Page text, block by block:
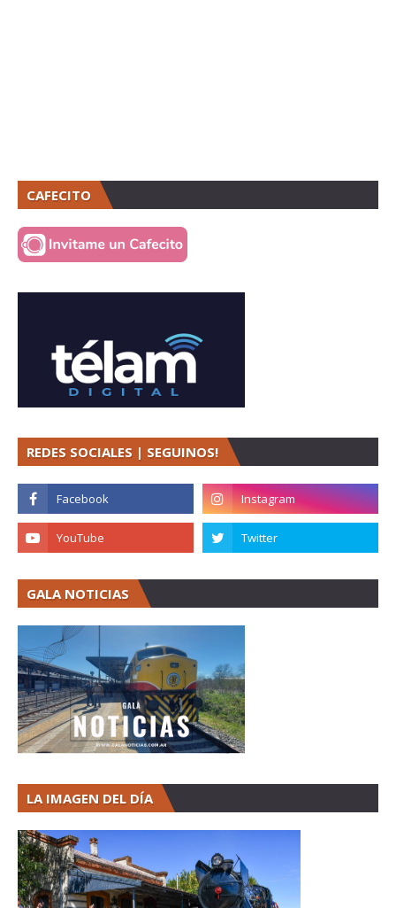
CAFECITO
REDES SOCIALES | SEGUINOS!
GALA NOTICIAS
LA IMAGEN DEL DÍA